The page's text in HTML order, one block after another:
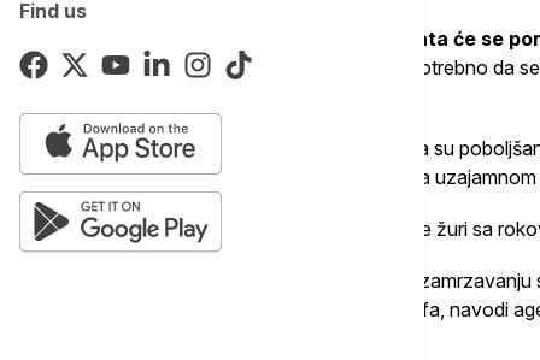
Find us
Pregovarački tim Evropskog parlamenta će se
situaciju
“, napisao je on, dodajući da je potrebno da
Švedska liberalka Karin Karlsbro rekla je da su
vitalnog značaja, ali da se moraju graditi na
“Vrata su otvorena, ali nema potrebe da se žuri sa
Bilo koji potez ka značajnom odlaganju ili
bi moglo da dovede do viših američkih tarifa, navodi